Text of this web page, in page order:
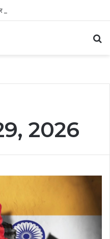
2026